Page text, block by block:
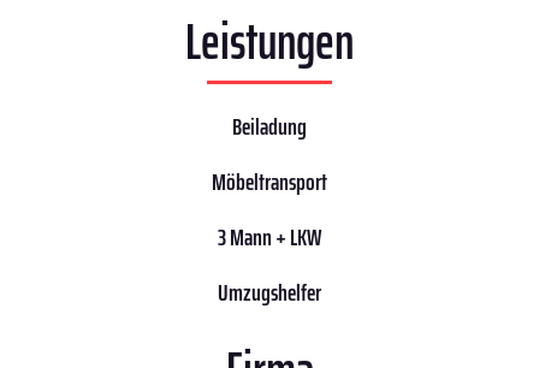
Leistungen
Beiladung
Möbeltransport
3 Mann + LKW
Umzugshelfer